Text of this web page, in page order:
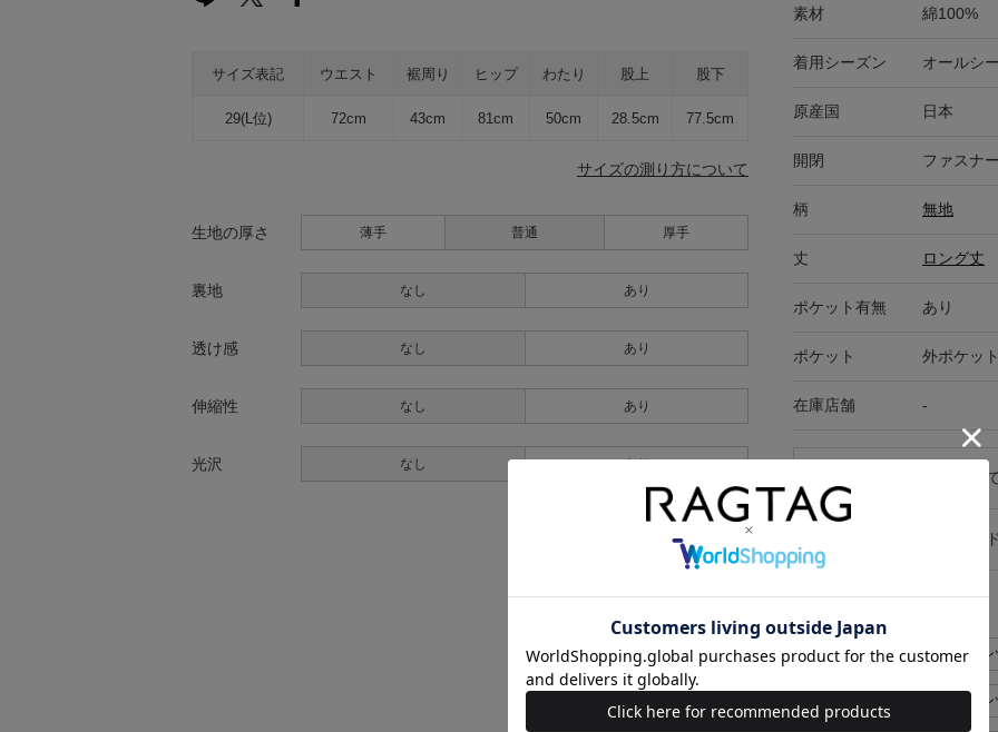
サイズ表記 ウエスト 裾周り ヒップ わたり 股上 股下
29(L位) 72cm 43cm 81cm 50cm 28.5cm 77.5cm
サイズの測り方について
生地の厚さ 薄手 普通 厚手
裏地 なし あり
透け感 なし あり
伸縮性 なし あり
光沢 なし あり
素材 綿100%
着用シーズン オールシ
原産国 日本
開閉 ファスナー
柄 無地
丈 ロング丈
ポケット有無 あり
ポケット 外ポケッ
在庫店舗 -
キャンセル・返品について
お買い物時のご利用ガイ
INSCRIRE パンツ>デニムパ
INSCRIRE パンツ>デニムパ